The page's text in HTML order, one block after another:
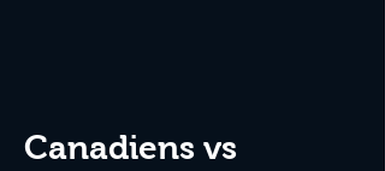
Canadiens vs